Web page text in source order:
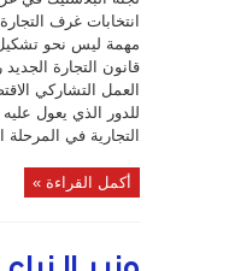
انتخابات غرف
مهمة ليس نحو
العمل التشاركي
للدور الذي يعول
التجارية في المرحلة
أكمل القراءة »